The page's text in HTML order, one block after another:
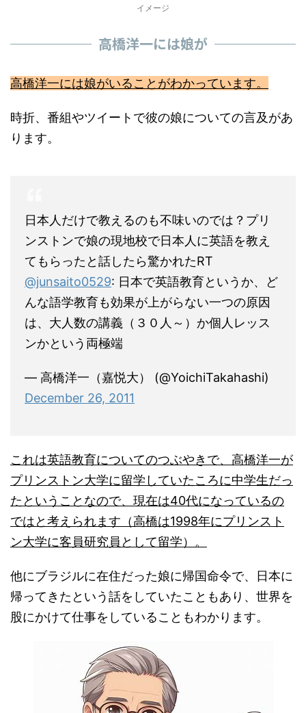
ります。
ンストンで娘の現地校で日本人に英語を教え
てもらったと話したら驚かれたRT
@junsaito0529 : 日本で英語教育というか、ど
んな語学教育も効果が上がらない一つの原因
は、大人数の講義（３０人～）か個人レッス
ンかという両極端
— 高橋洋一（嘉悦大） (@YoichiTakahashi)
December 26, 2011
プリンストン大学に留学していたころに中学生だっ
たということなので、現在は40代になっているの
ではと考えられます（高橋は1998年にプリンスト
ン大学に客員研究員として留学）。
他にブラジルに在住だった娘に帰国命令で、日本に
帰ってきたという話をしていたこともあり、世界を
股にかけて仕事をしていることもわかります。